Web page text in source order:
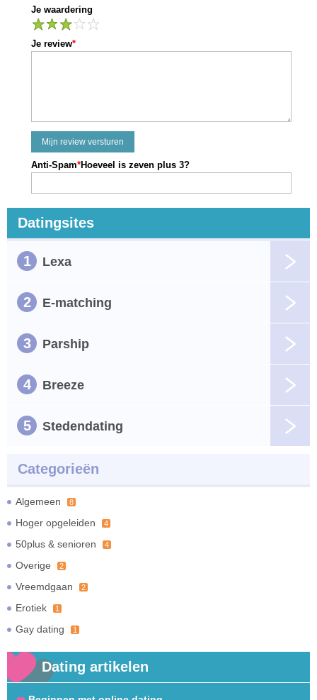
Je waardering
Je review*
Anti-Spam*Hoeveel is zeven plus 3?
Datingsites
1 Lexa
2 E-matching
3 Parship
4 Breeze
5 Stedendating
Categorieën
Algemeen 8
Hoger opgeleiden 4
50plus & senioren 4
Overige 2
Vreemdgaan 2
Erotiek 1
Gay dating 1
Dating artikelen